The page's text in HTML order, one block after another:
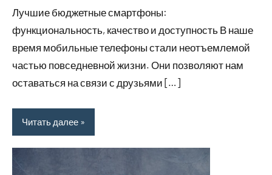
Лучшие бюджетные смартфоны:
функциональность, качество и доступность В наше
время мобильные телефоны стали неотъемлемой
частью повседневной жизни. Они позволяют нам
оставаться на связи с друзьями […]
Читать далее